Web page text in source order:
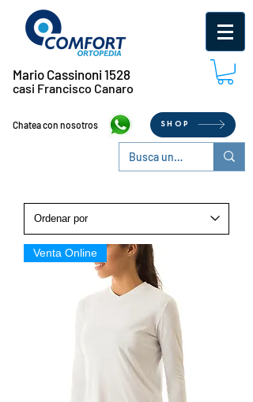
Mario Cassinoni 1528
casi Francisco Canaro
Chatea con nosotros SHOP
Venta Online